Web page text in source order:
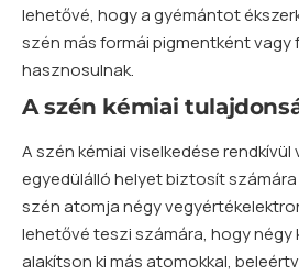
lehetővé, hogy a gyémántot
szén más formái pigmentként
hasznosulnak.
A szén kémiai
A szén kémiai viselkedése
egyedülálló helyet biztosít
szén atomja négy
lehetővé teszi számára, hogy
alakítson ki más atomokkal,